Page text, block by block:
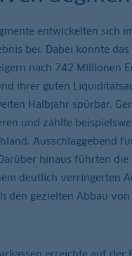
entwickelten sich
bei. Dabei konnte
nach 742 Millionen
ihrer guten
Halbjahr spürbar.
und zählte
Ausschlaggebend
hinaus führten
deutlich verringerten
den gezielten Abbau
erreichte auf